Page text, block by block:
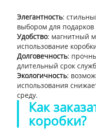
Элегантность:
выбором для подарков
Удобство: магнитный
использование
Долговечность:
длительный срок
Экологичность:
использования
среду.
Как
коробки?